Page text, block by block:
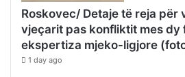
Roskovec/ Detaje të reja për
vjeçarit pas konfliktit mes dy
ekspertiza mjeko-ligjore
1 day ago